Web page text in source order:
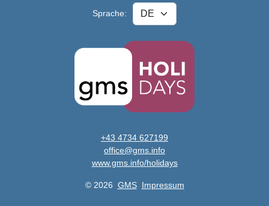
Sprache:
+43 4734 627199
office@gms.info
www.gms.info/holidays
© 2026 GMS Impressum